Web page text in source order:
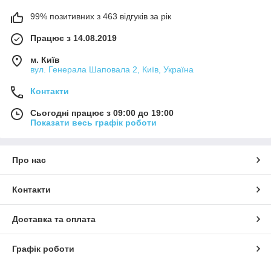
99% позитивних з 463 відгуків за рік
Працює з 14.08.2019
м. Київ
вул. Генерала Шаповала 2, Київ, Україна
Контакти
Сьогодні працює з 09:00 до 19:00
Показати весь графік роботи
Про нас
Контакти
Доставка та оплата
Графік роботи